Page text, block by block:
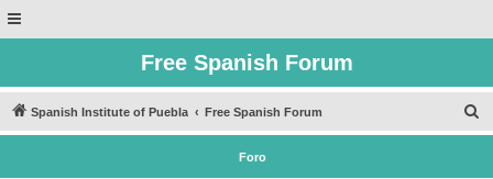
Free Spanish Forum
Spanish Institute of Puebla Free Spanish Forum
u
Foro